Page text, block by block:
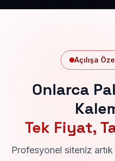
Açılışa
Onlarca
Tek Fiyat,
Profesyonel siteniz